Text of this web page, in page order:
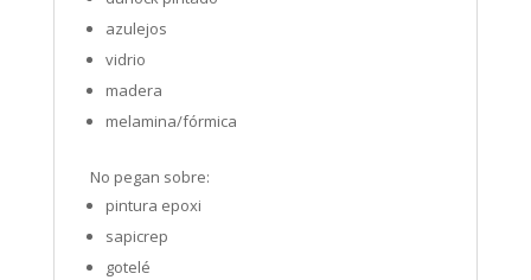
azulejos
vidrio
madera
melamina/fórmica
No pegan sobre:
pintura epoxi
sapicrep
gotelé